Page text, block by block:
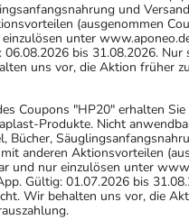
und
(ausgenommen
unter
bis 31.08.2026. Nur
uns vor, die Aktion früher
Coupons "HP20" erhalten
Produkte. Nicht
Bücher,
anderen Aktionsvorteilen
und nur einzulösen unter
Gültig: 01.07.2026 bis
Wir behalten uns vor, die